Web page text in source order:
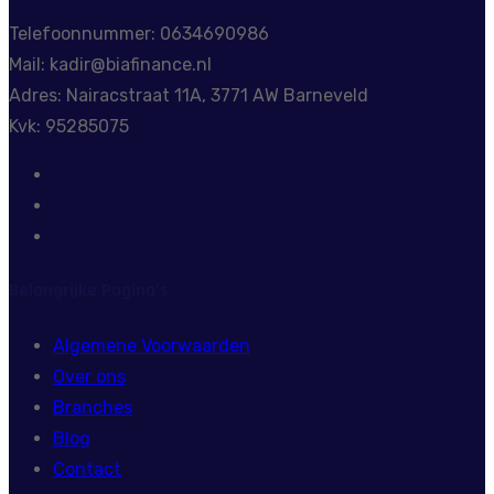
Telefoonnummer: 0634690986
Mail: kadir@biafinance.nl
Adres: Nairacstraat 11A, 3771 AW Barneveld
Kvk: 95285075
Algemene Voorwaarden
Over ons
Branches
Blog
Contact